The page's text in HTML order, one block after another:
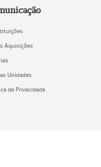
Aquisições
Unidades
de Privacidade